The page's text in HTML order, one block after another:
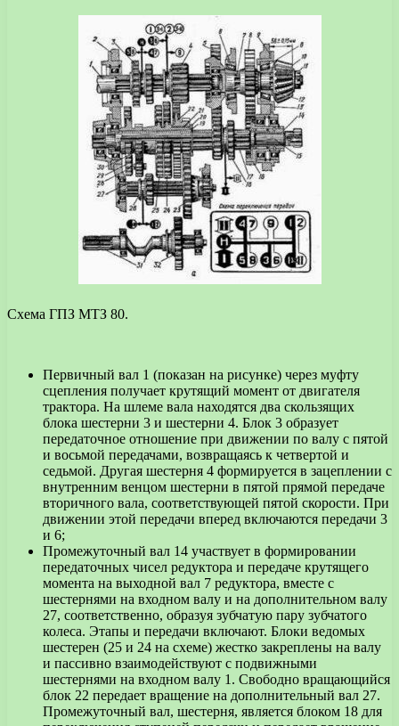
Схема ГПЗ МТЗ 80.
Первичный вал 1 (показан на рисунке) через муфту
сцепления получает крутящий момент от двигателя
трактора. На шлеме вала находятся два скользящих
блока шестерни 3 и шестерни 4. Блок 3 образует
передаточное отношение при движении по валу с пятой
и восьмой передачами, возвращаясь к четвертой и
седьмой. Другая шестерня 4 формируется в зацеплении с
внутренним венцом шестерни в пятой прямой передаче
вторичного вала, соответствующей пятой скорости. При
движении этой передачи вперед включаются передачи 3
и 6;
Промежуточный вал 14 участвует в формировании
передаточных чисел редуктора и передаче крутящего
момента на выходной вал 7 редуктора, вместе с
шестернями на входном валу и на дополнительном валу
27, соответственно, образуя зубчатую пару зубчатого
колеса. Этапы и передачи включают. Блоки ведомых
шестерен (25 и 24 на схеме) жестко закреплены на валу
и пассивно взаимодействуют с подвижными
шестернями на входном валу 1. Свободно вращающийся
блок 22 передает вращение на дополнительный вал 27.
Промежуточный вал, шестерня, является блоком 18 для